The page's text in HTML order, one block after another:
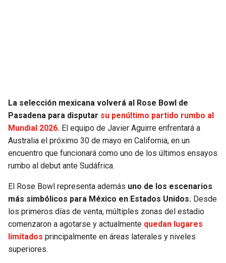
VIKINGS
FALCONS
PANTHERS
THUNDER
TRAIL BLAZERS
JAZZ
La selección mexicana volverá al Rose Bowl de
Pasadena para disputar su penúltimo partido rumbo al
Mundial 2026. El equipo de Javier Aguirre enfrentará a
Australia el próximo 30 de mayo en California, en un
encuentro que funcionará como uno de los últimos ensayos
rumbo al debut ante Sudáfrica.
El Rose Bowl representa además uno de los escenarios
más simbólicos para México en Estados Unidos. Desde
los primeros días de venta, múltiples zonas del estadio
comenzaron a agotarse y actualmente quedan lugares
limitados principalmente en áreas laterales y niveles
superiores.